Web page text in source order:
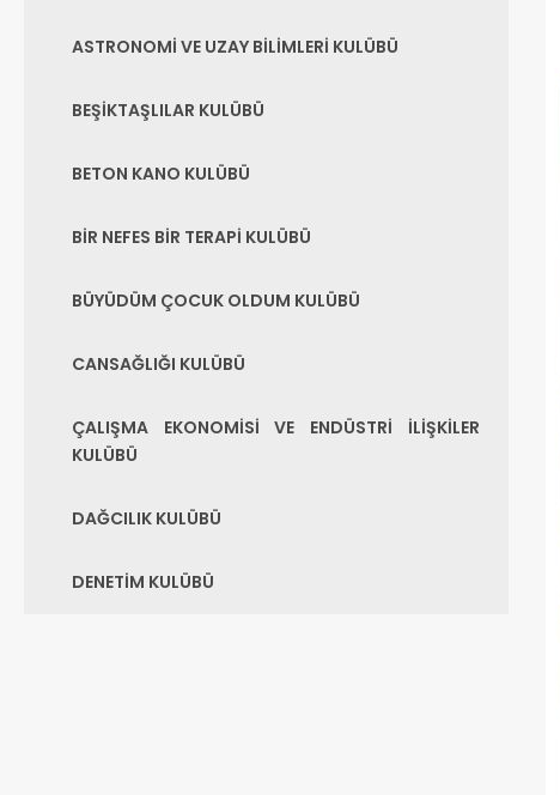
ASTRONOMİ VE UZAY BİLİMLERİ KULÜBÜ
BEŞİKTAŞLILAR KULÜBÜ
BETON KANO KULÜBÜ
BİR NEFES BİR TERAPİ KULÜBÜ
BÜYÜDÜM ÇOCUK OLDUM KULÜBÜ
CANSAĞLIĞI KULÜBÜ
ÇALIŞMA EKONOMİSİ VE ENDÜSTRİ İLİŞKİLER
KULÜBÜ
DAĞCILIK KULÜBÜ
DENETİM KULÜBÜ